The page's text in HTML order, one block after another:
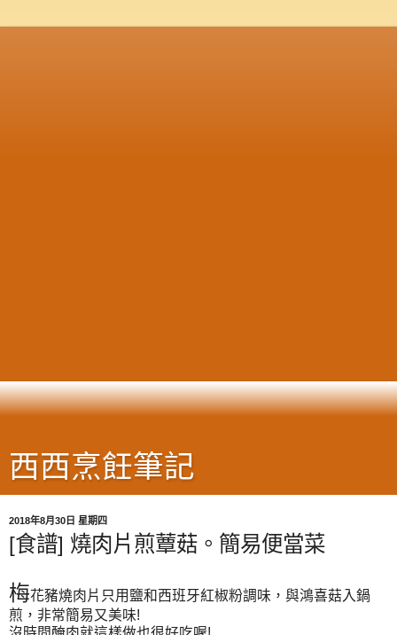
西西烹飪筆記
2018年8月30日 星期四
[食譜] 燒肉片煎蕈菇。簡易便當菜
梅花豬燒肉片只用鹽和西班牙紅椒粉調味，與鴻喜菇入鍋
煎，非常簡易又美味!